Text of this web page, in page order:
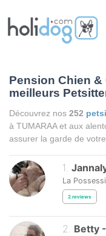
Pension Chien &
meilleurs
Découvrez nos 252
à TUMARAA et aux
assurer la garde de
1.
La
2 reviews
2. Betty -